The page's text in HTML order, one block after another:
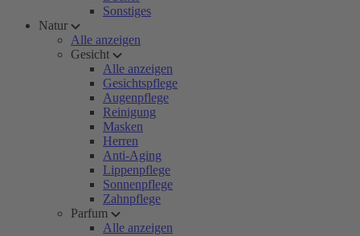
Sonstiges
Natur
Alle anzeigen
Gesicht
Alle anzeigen
Gesichtspflege
Augenpflege
Reinigung
Masken
Herren
Anti-Aging
Lippenpflege
Sonnenpflege
Zahnpflege
Parfum
Alle anzeigen